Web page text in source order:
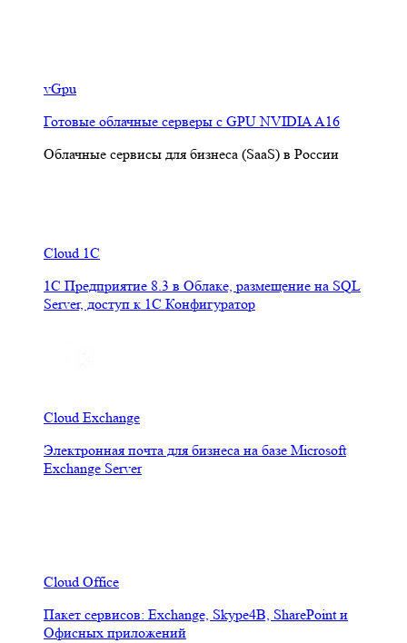
vGpu
Готовые облачные серверы с GPU NVIDIA A16
Облачные сервисы для бизнеса (SaaS) в России
Cloud 1C
1С Предприятие 8.3 в Облаке, размещение на SQL
Server, доступ к 1С Конфигуратор
Cloud Exchange
Электронная почта для бизнеса на базе Microsoft
Exchange Server
Cloud Office
Пакет сервисов: Exchange, Skype4B, SharePoint и
Офисных приложений